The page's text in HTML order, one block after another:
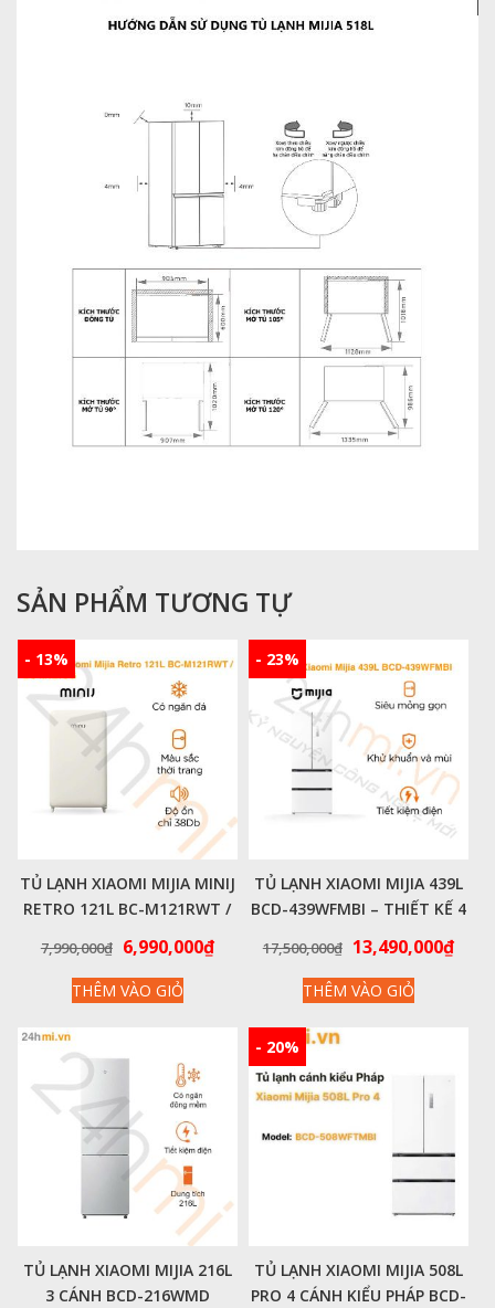
SẢN PHẨM TƯƠNG TỰ
- 13%
TỦ LẠNH XIAOMI MIJIA MINIJ
RETRO 121L BC-M121RWT /
7,990,000₫ Giá
là:
6,990,000₫Giá
6,990,000₫.
THÊM VÀO GIỎ
- 23%
TỦ LẠNH XIAOMI MIJIA 439L
BCD-439WFMBI – THIẾT KẾ 4
17,500,000₫ Giá
là:
13,490,000₫Giá
THÊM VÀO GIỎ
TỦ LẠNH XIAOMI MIJIA 216L
3 CÁNH BCD-216WMD
- 20%
TỦ LẠNH XIAOMI MIJIA 508L
PRO 4 CÁNH KIỂU PHÁP BCD-